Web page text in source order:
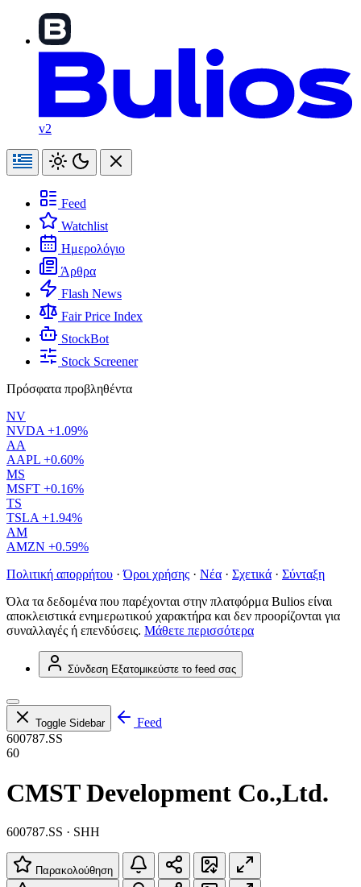
v2
Feed
Watchlist
Ημερολόγιο
Άρθρα
Flash News
Fair Price Index
StockBot
Stock Screener
Πρόσφατα προβληθέντα
NV
NVDA +1.09%
AA
AAPL +0.60%
MS
MSFT +0.16%
TS
TSLA +1.94%
AM
AMZN +0.59%
Πολιτική απορρήτου · Όροι χρήσης · Νέα · Σχετικά · Σύνταξη
Όλα τα δεδομένα που παρέχονται στην πλατφόρμα Bulios είναι
αποκλειστικά ενημερωτικού χαρακτήρα και δεν προορίζονται για
συναλλαγές ή επενδύσεις. Μάθετε περισσότερα
Σύνδεση Εξατομικεύστε το feed σας
Toggle Sidebar
Feed
600787.SS
60
CMST Development Co.,Ltd.
600787.SS · SHH
Παρακολούθηση